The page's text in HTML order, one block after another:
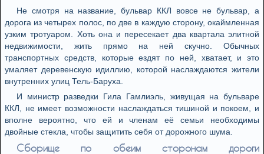
Не смотря на название, бульвар ККЛ вовсе не бульвар, а
дорога из четырех полос, по две в каждую сторону, окаймленная
узким тротуаром. Хоть она и пересекает два квартала элитной
недвижимости, жить прямо на ней скучно. Обычных
транспортных средств, которые ездят по ней, хватает, и это
умаляет деревенскую идиллию, которой наслаждаются жители
внутренних улиц Тель-Баруха.
И министр разведки Гила Гамлиэль, живущая на бульваре
ККЛ, не имеет возможности наслаждаться тишиной и покоем, и
вполне вероятно, что ей и членам её семьи необходимы
двойные стекла, чтобы защитить себя от дорожного шума.
Сборище по обеим сторонам дороги